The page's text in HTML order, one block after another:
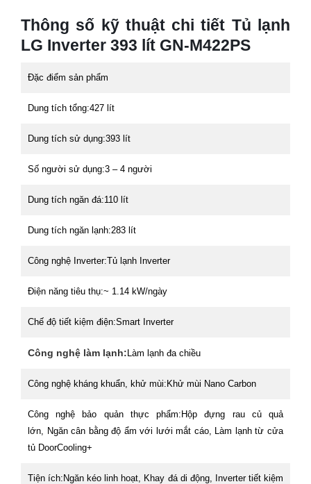
Thông số kỹ thuật chi tiết Tủ lạnh
LG Inverter 393 lít GN-M422PS
Đặc điểm sản phẩm
Dung tích tổng:427 lít
Dung tích sử dụng:393 lít
Số người sử dụng:3 – 4 người
Dung tích ngăn đá:110 lít
Dung tích ngăn lạnh:283 lít
Công nghệ Inverter:Tủ lạnh Inverter
Điện năng tiêu thụ:~ 1.14 kW/ngày
Chế độ tiết kiệm điện:Smart Inverter
Công nghệ làm lạnh: Làm lạnh đa chiều
Công nghệ kháng khuẩn, khử mùi: Khử mùi Nano Carbon
Công nghệ bảo quản thực phẩm: Hộp đựng rau củ quả
lớn, Ngăn cân bằng độ ẩm với lưới mắt cáo, Làm lạnh từ cửa
tủ DoorCooling+
Tiện ích: Ngăn kéo linh hoạt, Khay đá di động, Inverter tiết kiệm